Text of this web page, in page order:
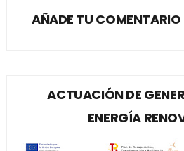
AÑADE TU COMENTARIO
ACTUACIÓN DE
ENERGÍA